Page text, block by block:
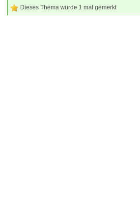
Dieses Thema wurde 1 mal gemerkt